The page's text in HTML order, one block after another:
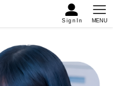
SignIn MENU